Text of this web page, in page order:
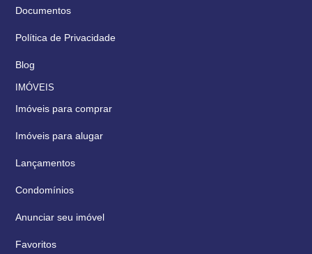
Documentos
Política de Privacidade
Blog
IMÓVEIS
Imóveis para comprar
Imóveis para alugar
Lançamentos
Condomínios
Anunciar seu imóvel
Favoritos